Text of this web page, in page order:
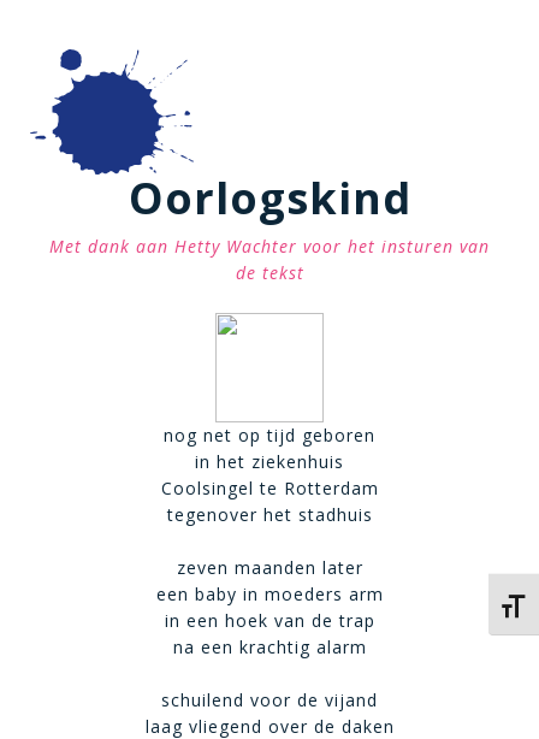
Oorlogskind
Met dank aan Hetty Wachter voor het insturen van
de tekst
nog net op tijd geboren
in het ziekenhuis
Coolsingel te Rotterdam
tegenover het stadhuis
zeven maanden later
een baby in moeders arm
in een hoek van de trap
na een krachtig alarm
schuilend voor de vijand
laag vliegend over de daken